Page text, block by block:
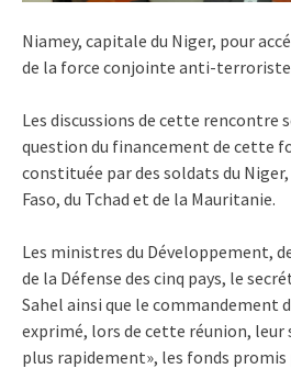
Niamey, capitale du Niger, pour
de la force conjointe anti-
Les discussions de cette rencontre
question du financement de cette
constituée par des soldats du
Faso, du Tchad et de la Mauritanie.
Les ministres du Développement,
de la Défense des cinq pays, le
Sahel ainsi que le commandement
exprimé, lors de cette réunion, leur
plus rapidement», les fonds promis